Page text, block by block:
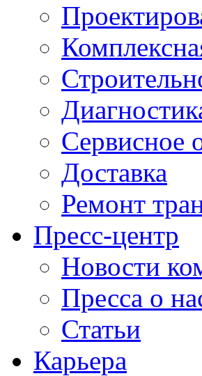
Сервисное
Доставка
Ремонт
Пресс-центр
Новости
Пресса о
Статьи
Карьера